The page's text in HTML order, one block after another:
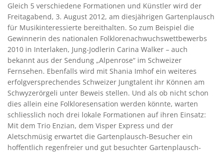
Gleich 5 verschiedene Formationen und Künstler wird der
Freitagabend, 3. August 2012, am diesjährigen Gartenplausch
für Musikinteressierte bereithalten. So zum Beispiel die
Gewinnerin des nationalen Folklorenachwuchswettbewerbs
2010 in Interlaken, Jung-Jodlerin Carina Walker – auch
bekannt aus der Sendung „Alpenrose“ im Schweizer
Fernsehen. Ebenfalls wird mit Shania Imhof ein weiteres
erfolgversprechendes Schweizer Jungtalent ihr Können am
Schwyzerörgeli unter Beweis stellen. Und als ob nicht schon
dies allein eine Folkloresensation werden könnte, warten
schliesslich noch drei lokale Formationen auf ihren Einsatz:
Mit dem Trio Enzian, dem Visper Express und der
Aletschmüsig erwartet die Gartenplausch-Besucher ein
hoffentlich regenfreier und gut besuchter Gartenplausch-